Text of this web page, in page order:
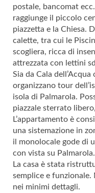
postale, bancomat
raggiunge il piccolo
piazzetta e la Chiesa.
calette, tra cui le
scogliera, ricca di
attrezzata con lettini
Sia da Cala
organizzano tour
isola di Palmarola.
piazzale sterrato
L’appartamento è
una sistemazione in
il monolocale gode di
con vista su Palmarola.
La casa è stata
semplice e
nei minimi dettagli.